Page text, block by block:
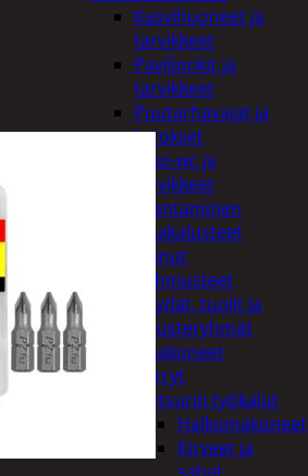
Kasvihuoneet ja
tarvikkeet
Paviljonkit ja
tarvikkeet
Puutarhavajat ja
katokset
Ulko-wc ja
tarvikkeet
Piharakentaminen
Puutarhakalusteet
Keinut
Pehmusteet
Pöydät, tuolit ja
kalusteryhmät
Puutarhakoneet
Kärryt
Metsurin työkalut
Halkomakoneet
Kirveet ja